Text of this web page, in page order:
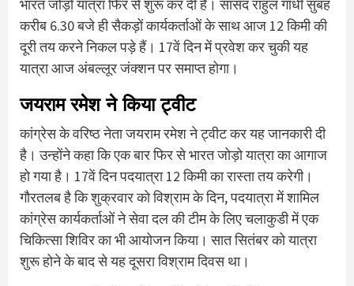
भारत जोड़ो यात्रा फिर से शुरू कर दी है। सासंद राहुल गांधी सुबह
करीब 6.30 बजे ही सैकड़ों कार्यकर्ताओं के साथ आज 12 किमी की
दूरी तय करने निकल पड़े हैं। 17वें दिन में प्रवेश कर चुकी यह
यात्रा आज अंबल्लूर जंक्शन पर समाप्त होगा।
जयराम रमेश ने किया ट्वीट
कांग्रेस के वरिष्ठ नेता जयराम रमेश ने ट्वीट कर यह जानकारी दी
है। उन्होंने कहा कि एक बार फिर से भारत जोड़ो यात्रा का आगाज
हो गया है। 17वें दिन पदयात्रा 12 किमी का रास्ता तय करेगी।
गौरतलब है कि शुक्रवार को विश्राम के दिन, पदयात्रा में शामिल
कांग्रेस कार्यकर्ताओं ने सेवा दल की टीम के लिए चलाकुडी में एक
चिकित्सा शिविर का भी आयोजन किया। सात सितंबर को यात्रा
शुरू होने के बाद से यह दूसरा विश्राम दिवस था।